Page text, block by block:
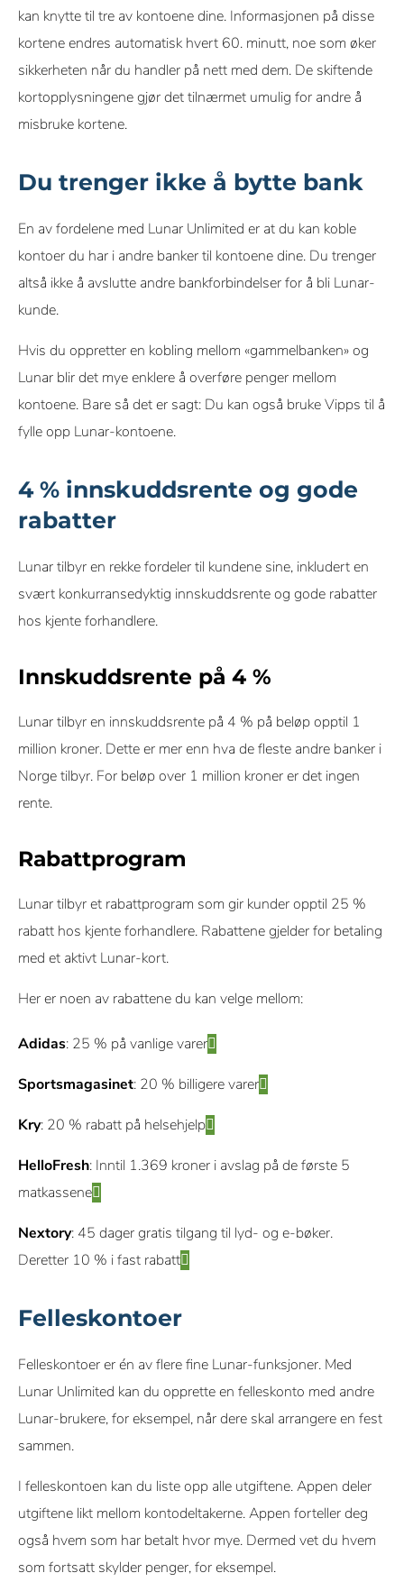
kan knytte til tre av kontoene dine. Informasjonen på disse
kortene endres automatisk hvert 60. minutt, noe som øker
sikkerheten når du handler på nett med dem. De skiftende
kortopplysningene gjør det tilnærmet umulig for andre å
misbruke kortene.
Du trenger ikke å bytte bank
En av fordelene med Lunar Unlimited er at du kan koble
kontoer du har i andre banker til kontoene dine. Du trenger
altså ikke å avslutte andre bankforbindelser for å bli Lunar-
kunde.
Hvis du oppretter en kobling mellom «gammelbanken» og
Lunar blir det mye enklere å overføre penger mellom
kontoene. Bare så det er sagt: Du kan også bruke Vipps til å
fylle opp Lunar-kontoene.
4 % innskuddsrente og gode
rabatter
Lunar tilbyr en rekke fordeler til kundene sine, inkludert en
svært konkurransedyktig innskuddsrente og gode rabatter
hos kjente forhandlere.
Innskuddsrente på 4 %
Lunar tilbyr en innskuddsrente på 4 % på beløp opptil 1
million kroner. Dette er mer enn hva de fleste andre banker i
Norge tilbyr. For beløp over 1 million kroner er det ingen
rente.
Rabattprogram
Lunar tilbyr et rabattprogram som gir kunder opptil 25 %
rabatt hos kjente forhandlere. Rabattene gjelder for betaling
med et aktivt Lunar-kort.
Her er noen av rabattene du kan velge mellom:
Adidas: 25 % på vanlige varer
Sportsmagasinet: 20 % billigere varer
Kry: 20 % rabatt på helsehjelp
HelloFresh: Inntil 1.369 kroner i avslag på de første 5
matkassene
Nextory: 45 dager gratis tilgang til lyd- og e-bøker.
Deretter 10 % i fast rabatt
Felleskontoer
Felleskontoer er én av flere fine Lunar-funksjoner. Med
Lunar Unlimited kan du opprette en felleskonto med andre
Lunar-brukere, for eksempel, når dere skal arrangere en fest
sammen.
I felleskontoen kan du liste opp alle utgiftene. Appen deler
utgiftene likt mellom kontodeltakerne. Appen forteller deg
også hvem som har betalt hvor mye. Dermed vet du hvem
som fortsatt skylder penger, for eksempel.